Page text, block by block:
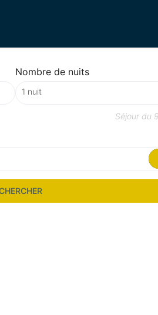
Nombre de nuits
Séjour du